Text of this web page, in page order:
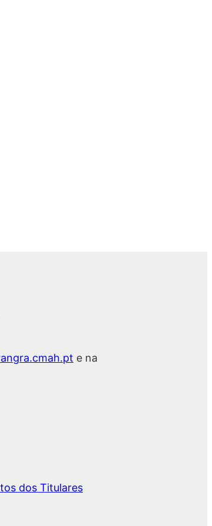
e na
dos Titulares